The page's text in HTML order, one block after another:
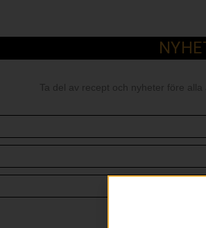
Ta del av recept och nyheter före